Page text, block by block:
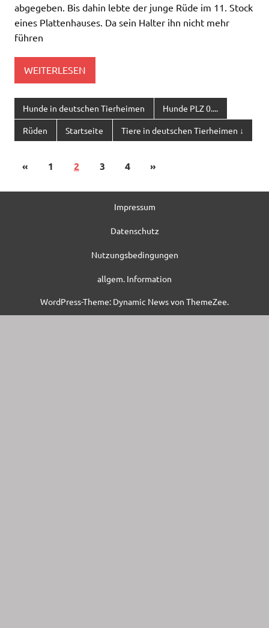
abgegeben. Bis dahin lebte der junge Rüde im 11. Stock
eines Plattenhauses. Da sein Halter ihn nicht mehr
führen
WEITERLESEN
Hunde in deutschen Tierheimen Hunde PLZ 0....
Rüden Startseite Tiere in deutschen Tierheimen ↓
« 1 2 3 4 »
Impressum
Datenschutz
Nutzungsbedingungen
allgem. Information
WordPress-Theme: Dynamic News von ThemeZee.